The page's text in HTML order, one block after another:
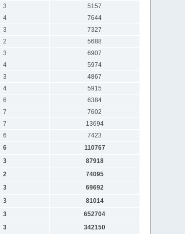
3
5157
4
7644
3
7327
2
5688
3
6907
4
5974
3
4867
4
5915
6
6384
7
7602
7
13694
6
7423
6
110767
3
87918
2
74095
3
69692
3
81014
3
652704
3 342150